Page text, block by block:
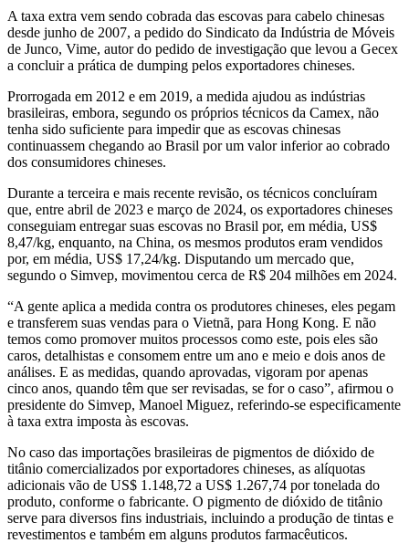
A taxa extra vem sendo cobrada das escovas para cabelo chinesas
desde junho de 2007, a pedido do Sindicato da Indústria de Móveis
de Junco, Vime, autor do pedido de investigação que levou a Gecex
a concluir a prática de dumping pelos exportadores chineses.
Prorrogada em 2012 e em 2019, a medida ajudou as indústrias
brasileiras, embora, segundo os próprios técnicos da Camex, não
tenha sido suficiente para impedir que as escovas chinesas
continuassem chegando ao Brasil por um valor inferior ao cobrado
dos consumidores chineses.
Durante a terceira e mais recente revisão, os técnicos concluíram
que, entre abril de 2023 e março de 2024, os exportadores chineses
conseguiam entregar suas escovas no Brasil por, em média, US$
8,47/kg, enquanto, na China, os mesmos produtos eram vendidos
por, em média, US$ 17,24/kg. Disputando um mercado que,
segundo o Simvep, movimentou cerca de R$ 204 milhões em 2024.
“A gente aplica a medida contra os produtores chineses, eles pegam
e transferem suas vendas para o Vietnã, para Hong Kong. E não
temos como promover muitos processos como este, pois eles são
caros, detalhistas e consomem entre um ano e meio e dois anos de
análises. E as medidas, quando aprovadas, vigoram por apenas
cinco anos, quando têm que ser revisadas, se for o caso”, afirmou o
presidente do Simvep, Manoel Miguez, referindo-se especificamente
à taxa extra imposta às escovas.
No caso das importações brasileiras de pigmentos de dióxido de
titânio comercializados por exportadores chineses, as alíquotas
adicionais vão de US$ 1.148,72 a US$ 1.267,74 por tonelada do
produto, conforme o fabricante. O pigmento de dióxido de titânio
serve para diversos fins industriais, incluindo a produção de tintas e
revestimentos e também em alguns produtos farmacêuticos.